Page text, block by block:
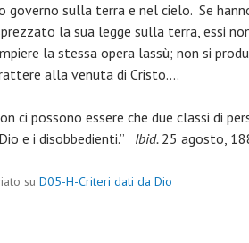
governo sulla terra e nel cielo. Se
la sua legge sulla terra, essi
la stessa opera lassù; non si
alla venuta di Cristo….
ci possono essere che due classi di
e i disobbedienti.”
Ibid. 25 agosto,
su D05-H-Criteri dati da Dio